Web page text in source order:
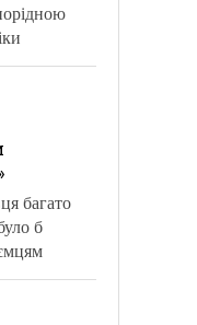
багато
б